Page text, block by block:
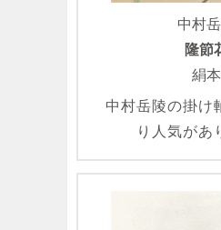
中村
隆節
絹本
中村岳陵の掛け
り人気があ